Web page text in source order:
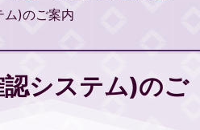
ム)のご案内
システム)のご